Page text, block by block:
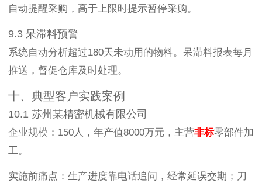
自动提醒采购，高于上限时提示暂停采购。
9.3 呆滞料预警
系统自动分析超过180天未动用的物料。呆滞料报表每月
推送，督促仓库及时处理。
十、典型客户实践案例
10.1 苏州某精密机械有限公司
企业规模：150人，年产值8000万元，主营非标零部件加
工。
实施前痛点：生产进度靠电话追问，经常延误交期；刀